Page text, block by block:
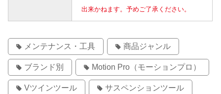
出来かねます。予めご了承ください。
メンテナンス・工具 商品ジャンル
ブランド別 Motion Pro（モーションプロ）
Vツインツール サスペンションツール